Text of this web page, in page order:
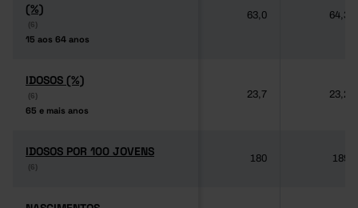
(%)
(6)
15 aos 64 anos
(%)
(6)
15 aos 64 anos
63,0 64,3
IDOSOS (%)
(6)
65 e mais anos
IDOSOS (%)
(6)
65 e mais anos
23,7 23,2
IDOSOS POR 100 JOVENS
(6)
IDOSOS POR 100 JOVENS
(6)
180 189